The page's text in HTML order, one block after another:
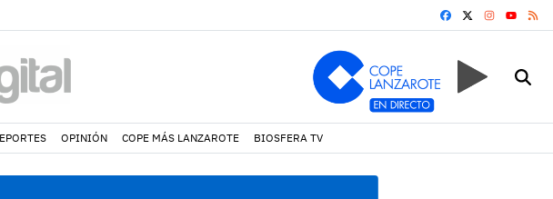
FACEBOOK
YOUTUBE
OPINIÓN COPE MÁS LANZAROTE BIOSFERA TV